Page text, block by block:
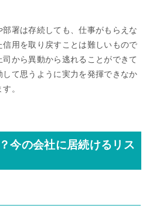
署は存続しても、仕事がもらえな
用を取り戻すことは難しいもので
から異動から逃れることができて
て思うように実力を発揮できなか
。
今の会社に居続けるリス